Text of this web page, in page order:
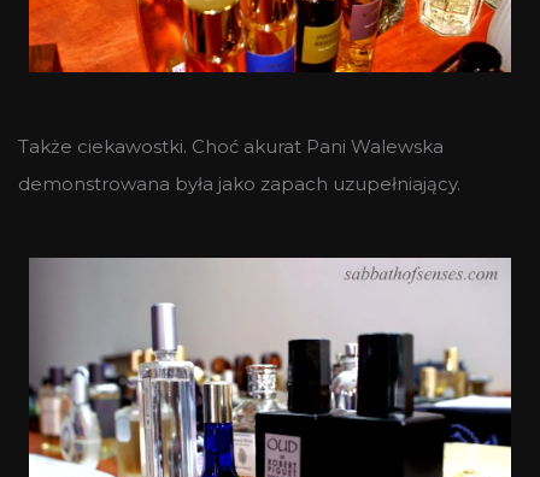
Także ciekawostki. Choć akurat Pani Walewska
demonstrowana była jako zapach uzupełniający.